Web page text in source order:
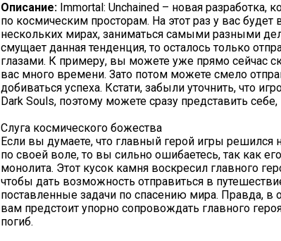
Описание: Immortal: Unchained – новая разработка,
по космическим просторам. На этот раз у вас
нескольких мирах, заниматься самыми разными
смущает данная тенденция, то осталось только
глазами. К примеру, вы можете уже прямо сейчас
вас много времени. Зато потом можете смело
добиваться успеха. Кстати, забыли уточнить, что
Dark Souls, поэтому можете сразу представить
Слуга космического божества
Если вы думаете, что главный герой игры
по своей воле, то вы сильно ошибаетесь, так как
монолита. Этот кусок камня воскресил главного
чтобы дать возможность отправиться в
поставленные задачи по спасению мира. Правда, в
вам предстоит упорно сопровождать главного
погиб.